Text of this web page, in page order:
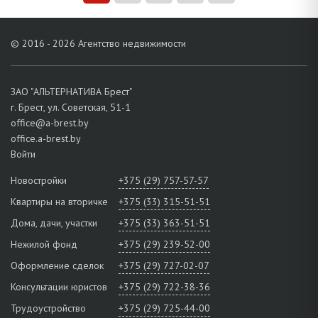
© 2016 - 2026 Агентство недвижимости
ЗАО "АЛЬТЕРНАТИВА Брест"
г. Брест, ул. Советская, 51-1
office@a-brest.by
office.a-brest.by
Войти
Новостройки
+375 (29) 757-57-57
Квартиры на вторичке
+375 (33) 315-51-51
Дома, дачи, участки
+375 (33) 363-51-51
Нежилой фонд
+375 (29) 239-52-00
Оформление сделок
+375 (29) 727-02-07
Консультации юристов
+375 (29) 722-38-36
Трудоустройство
+375 (29) 725-44-00